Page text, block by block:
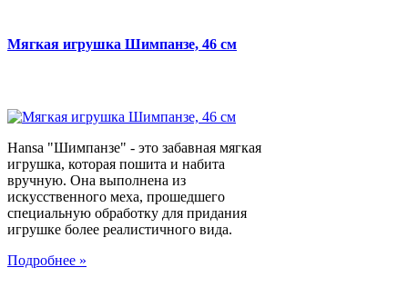
Мягкая игрушка Шимпанзе, 46 см
Hansa "Шимпанзе" - это забавная мягкая
игрушка, которая пошита и набита
вручную. Она выполнена из
искусственного меха, прошедшего
специальную обработку для придания
игрушке более реалистичного вида.
Подробнее »